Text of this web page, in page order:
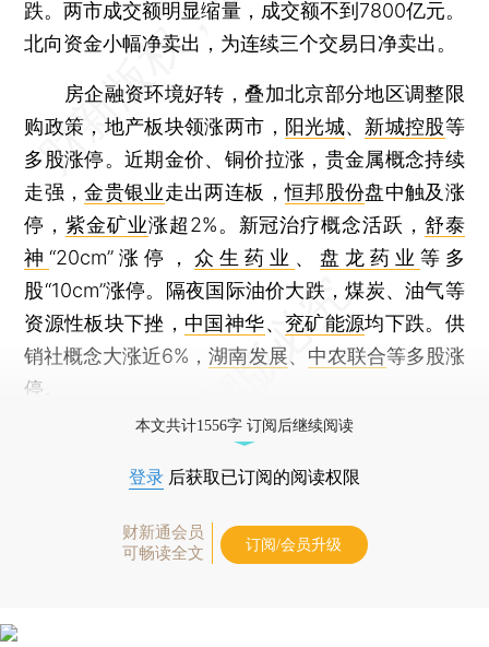
跌。两市成交额明显缩量，成交额不到7800亿元。
北向资金小幅净卖出，为连续三个交易日净卖出。
房企融资环境好转，叠加北京部分地区调整限
购政策，地产板块领涨两市， 阳光城、 新城控股等
多股涨停。近期金价、铜价拉涨，贵金属概念持续
走强，金贵银业走出两连板，恒邦股份盘中触及涨
停，紫金矿业涨超2%。新冠治疗概念活跃， 舒泰
神“20cm”涨停，众生药业 、 盘龙药业 等多
股“10cm”涨停。隔夜国际油价大跌，煤炭、油气等
资源性板块下挫， 中国神华、 兖矿能源均下跌。供
销社概念大涨近6%，湖南发展、 中农联合等多股涨
停。
本文共计1556字 订阅后继续阅读
登录 后获取已订阅的阅读权限
财新通会员
可畅读全文
订阅/会员升级